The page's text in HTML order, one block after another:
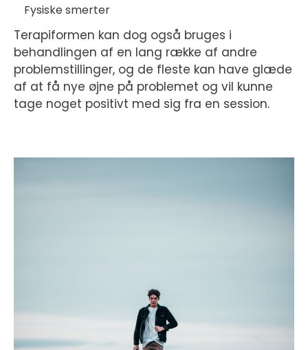
Fysiske smerter
Terapiformen kan dog også bruges i
behandlingen af en lang række af andre
problemstillinger, og de fleste kan have glæde
af at få nye øjne på problemet og vil kunne
tage noget positivt med sig fra en session.